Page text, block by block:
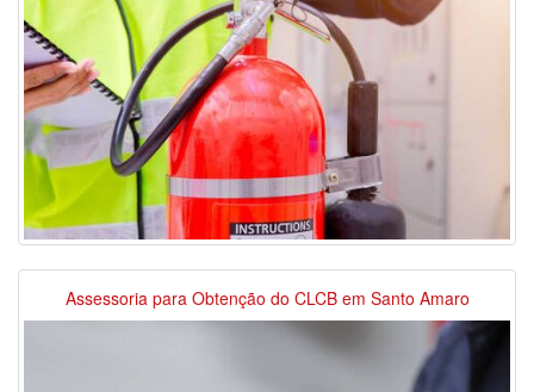
Assessoria para Obtenção do CLCB em Santo Amaro